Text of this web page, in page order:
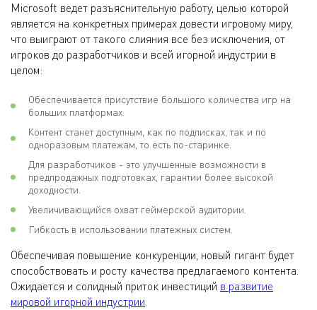
Microsoft ведет разъяснительную работу, целью которой
является на конкретных примерах довести игровому миру,
что выиграют от такого слияния все без исключения, от
игроков до разработчиков и всей игорной индустрии в
целом:
Обеспечивается присутствие большого количества игр на
больших платформах.
Контент станет доступным, как по подписках, так и по
одноразовым платежам, то есть по-старинке.
Для разработчиков - это улучшенные возможности в
предпродажных подготовках, гарантии более высокой
доходности.
Увеличивающийся охват геймерской аудитории.
Гибкость в использовании платежных систем.
Обеспечивая повышение конкуренции, новый гигант будет
способствовать и росту качества предлагаемого контента.
Ожидается и солидный приток инвестиций в развитие
мировой игорной индустрии.